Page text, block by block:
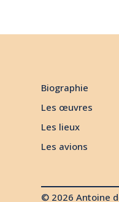
Biographie
Les œuvres
Les lieux
Les avions
© 2026 Antoine